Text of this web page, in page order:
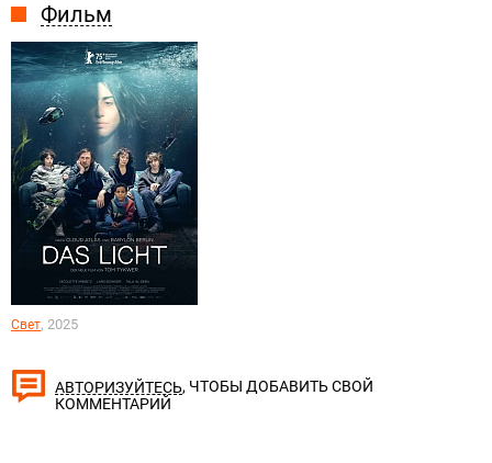
Фильм
Свет, 2025
АВТОРИЗУЙТЕСЬ, ЧТОБЫ ДОБАВИТЬ СВОЙ
КОММЕНТАРИЙ